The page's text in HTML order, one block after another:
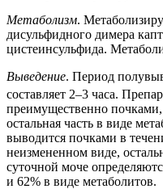
Метаболизм.
дисульфидного димера
цистеинсульфида.
Выведение. Период
составляет 2–3 часа.
преимущественно
остальная часть в виде
выводится почками в
неизмененном виде,
суточной моче
и 62% в виде метаболитов.